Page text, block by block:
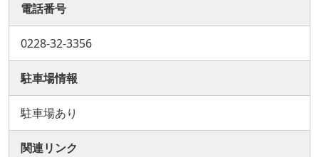
電話番号
0228-32-3356
駐車場情報
駐車場あり
関連リンク